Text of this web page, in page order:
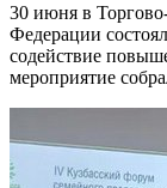
30 июня в
Федерации
содействие
мероприятие